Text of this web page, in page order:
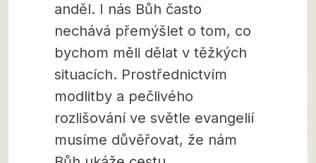
anděl. I nás Bůh často
nechává přemýšlet o tom, co
bychom měli dělat v těžkých
situacích. Prostřednictvím
modlitby a pečlivého
rozlišování ve světle evangelií
musíme důvěřovat, že nám